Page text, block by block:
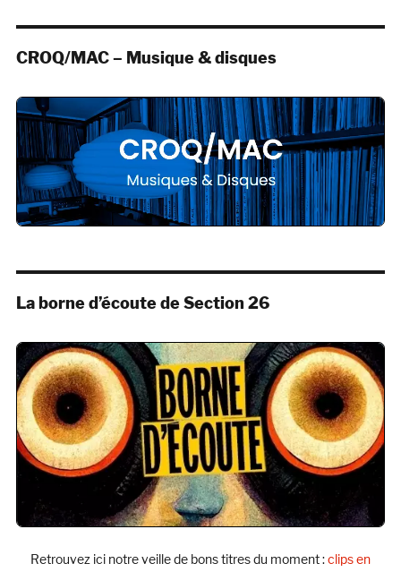
CROQ/MAC – Musique & disques
La borne d’écoute de Section 26
Retrouvez ici notre veille de bons titres du moment :clips en